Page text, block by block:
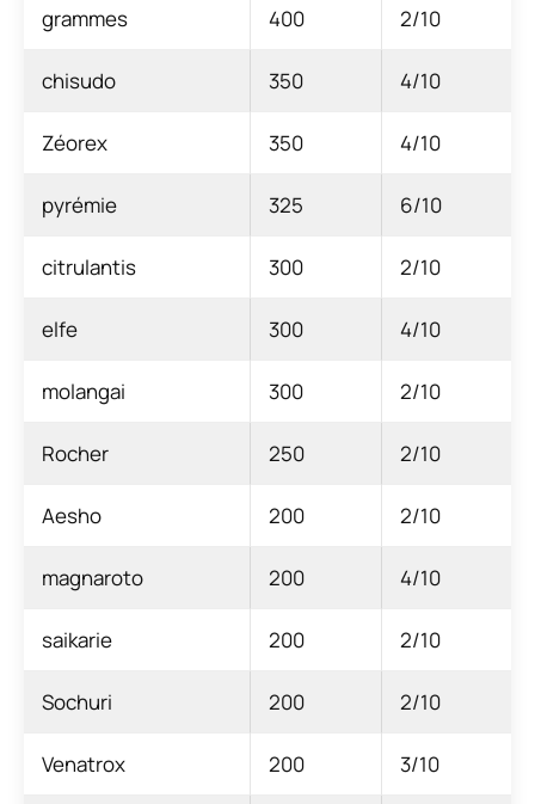
grammes 400 2/10
chisudo 350 4/10
Zéorex 350 4/10
pyrémie 325 6/10
citrulantis 300 2/10
elfe 300 4/10
molangai 300 2/10
Rocher 250 2/10
Aesho 200 2/10
magnaroto 200 4/10
saikarie 200 2/10
Sochuri 200 2/10
Venatrox 200 3/10